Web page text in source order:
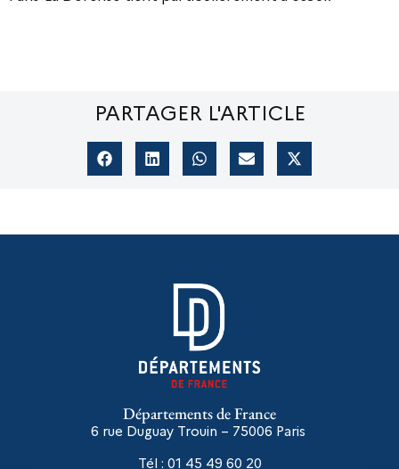
PARTAGER L'ARTICLE
Départements de France
6 rue Duguay Trouin – 75006 Paris
Tél : 01 45 49 60 20